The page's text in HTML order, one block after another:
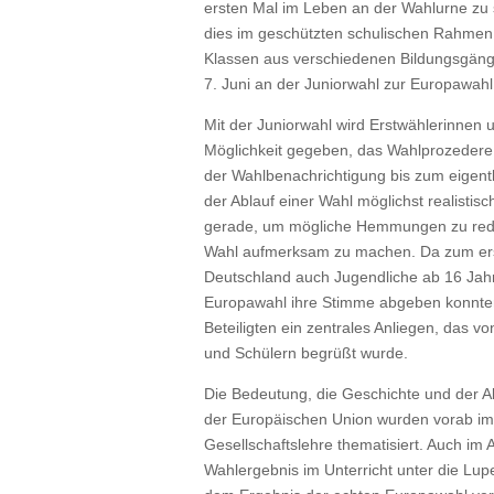
ersten Mal im Leben an der Wahlurne
dies im geschützten schulischen
Klassen aus verschiedenen
7. Juni an der Juniorwahl zur
Mit der Juniorwahl wird Erstwählerinnen
Möglichkeit gegeben, das
der Wahlbenachrichtigung bis zum
der Ablauf einer Wahl möglichst
gerade, um mögliche Hemmungen zu
Wahl aufmerksam zu machen. Da zum
Deutschland auch Jugendliche ab 16
Europawahl ihre Stimme abgeben
Beteiligten ein zentrales Anliegen, das
und Schülern begrüßt wurde.
Die Bedeutung, die Geschichte und der
der Europäischen Union wurden vorab
Gesellschaftslehre thematisiert. Auch im
Wahlergebnis im Unterricht unter die